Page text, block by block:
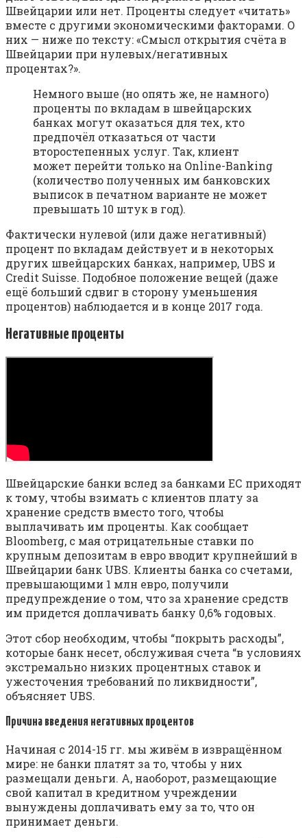
Швейцарии или нет. Проценты следует «читать»
вместе с другими экономическими факторами. О
них — ниже по тексту: «Смысл открытия счёта в
Швейцарии при нулевых/негативных
процентах?».
Немного выше (но опять же, не намного)
проценты по вкладам в швейцарских
банках могут оказаться для тех, кто
предпочёл отказаться от части
второстепенных услуг. Так, клиент
может перейти только на Online-Banking
(количество полученных им банковских
выписок в печатном варианте не может
превышать 10 штук в год).
Фактически нулевой (или даже негативный)
процент по вкладам действует и в некоторых
других швейцарских банках, например, UBS и
Credit Suisse. Подобное положение вещей (даже
ещё больший сдвиг в сторону уменьшения
процентов) наблюдается и в конце 2017 года.
Негативные проценты
Швейцарские банки вслед за банками ЕС приходят
к тому, чтобы взимать с клиентов плату за
хранение средств вместо того, чтобы
выплачивать им проценты. Как сообщает
Bloomberg, с мая отрицательные ставки по
крупным депозитам в евро вводит крупнейший в
Швейцарии банк UBS. Клиенты банка со счетами,
превышающими 1 млн евро, получили
предупреждение о том, что за хранение средств
им придется доплачивать банку 0,6% годовых.
Этот сбор необходим, чтобы “покрыть расходы”,
которые банк несет, обслуживая счета “в условиях
экстремально низких процентных ставок и
ужесточения требований по ликвидности”,
объясняет UBS.
Причина введения негативных процентов
Начиная с 2014-15 гг. мы живём в извращённом
мире: не банки платят за то, чтобы у них
размещали деньги. А, наоборот, размещающие
свой капитал в кредитном учреждении
вынуждены доплачивать ему за то, что он
принимает деньги.